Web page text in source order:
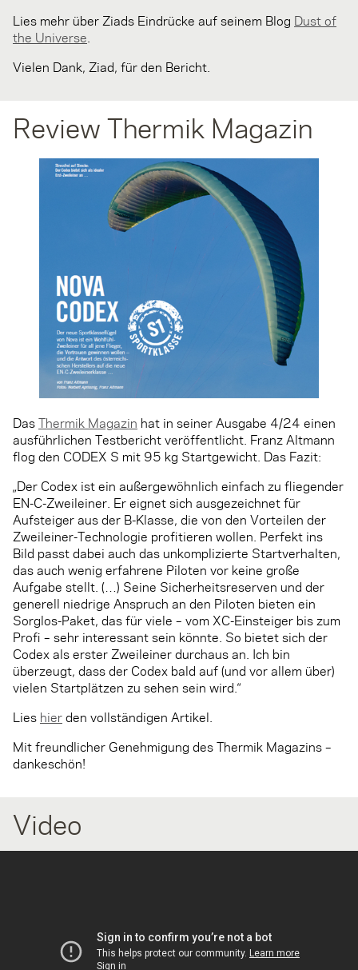
Lies mehr über Ziads Eindrücke auf seinem Blog Dust of
the Universe
Vielen Dank, Ziad, für den Bericht.
Review Thermik Magazin
DasThermik Magazin hat in seiner Ausgabe 4/24 einen
ausführlichen Testbericht veröffentlicht. Franz Altmann
flog den CODEX S mit 95 kg Startgewicht. Das Fazit:
„Der Codex ist ein außergewöhnlich einfach zu fliegender
EN-C-Zweileiner. Er eignet sich aus­gezeichnet für
Aufsteiger aus der B-Klasse, die von den Vorteilen der
Zweileiner-Technologie profitieren wollen. Perfekt ins
Bild passt dabei auch das unkomplizierte Startverhalten,
das auch wenig erfahrene Piloten vor keine große
Aufgabe stellt. (…) Seine Sicherheitsreserven und der
generell nied­rige Anspruch an den Piloten bieten ein
Sorg­los-Paket, das für viele – vom XC-Einsteiger bis zum
Profi – sehr interessant sein könnte. So bietet sich der
Codex als erster Zweileiner durchaus an. Ich bin
überzeugt, dass der Codex bald auf (und vor allem über)
vielen Startplätzen zu sehen sein wird.“
Lies hierden vollständigen Artikel.
Mit freundlicher Genehmigung des Thermik Magazins –
dankeschön!
Video